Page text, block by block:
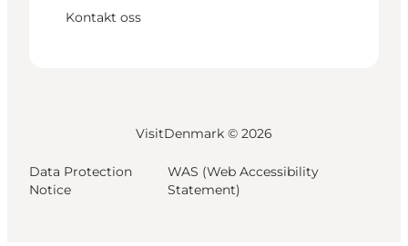
Kontakt oss
VisitDenmark © 2026
Data Protection
Notice
WAS (Web Accessibility
Statement)